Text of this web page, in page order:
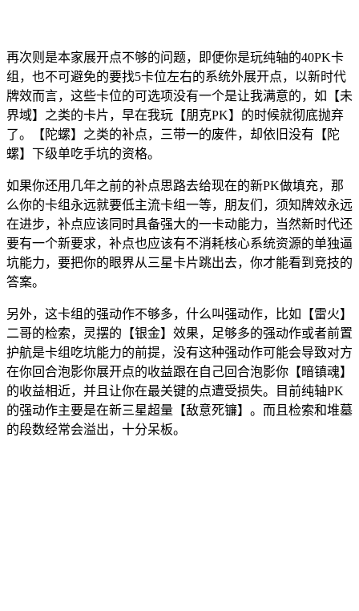
再次则是本家展开点不够的问题，即便你是玩纯轴的40PK卡
组，也不可避免的要找5卡位左右的系统外展开点，以新时代
牌效而言，这些卡位的可选项没有一个是让我满意的，如【未
界域】之类的卡片，早在我玩【朋克PK】的时候就彻底抛弃
了。【陀螺】之类的补点，三带一的废件，却依旧没有【陀
螺】下级单吃手坑的资格。
如果你还用几年之前的补点思路去给现在的新PK做填充，那
么你的卡组永远就要低主流卡组一等，朋友们，须知牌效永远
在进步，补点应该同时具备强大的一卡动能力，当然新时代还
要有一个新要求，补点也应该有不消耗核心系统资源的单独逼
坑能力，要把你的眼界从三星卡片跳出去，你才能看到竞技的
答案。
另外，这卡组的强动作不够多，什么叫强动作，比如【雷火】
二哥的检索，灵摆的【银金】效果，足够多的强动作或者前置
护航是卡组吃坑能力的前提，没有这种强动作可能会导致对方
在你回合泡影你展开点的收益跟在自己回合泡影你【暗镇魂】
的收益相近，并且让你在最关键的点遭受损失。目前纯轴PK
的强动作主要是在新三星超量【敌意死镰】。而且检索和堆墓
的段数经常会溢出，十分呆板。